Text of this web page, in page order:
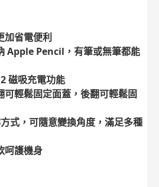
加省電便利
Apple Pencil，有筆或無筆都能
磁吸充電功能
可輕鬆固定面蓋，後翻可輕鬆固
式，可隨意變換角度，滿足多種
呵護機身